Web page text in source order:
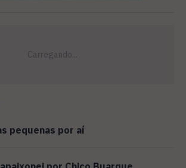
pequenas por aí